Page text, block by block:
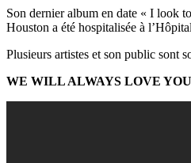
Son dernier album en date « I look
Houston a été hospitalisée à
Plusieurs artistes et son public sont
WE WILL ALWAYS LOVE